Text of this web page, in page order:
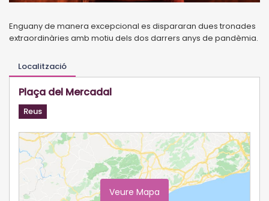
Enguany de manera excepcional es dispararan dues tronades
extraordinàries amb motiu dels dos darrers anys de pandèmia.
Localització
Plaça del Mercadal
Reus
Veure Mapa